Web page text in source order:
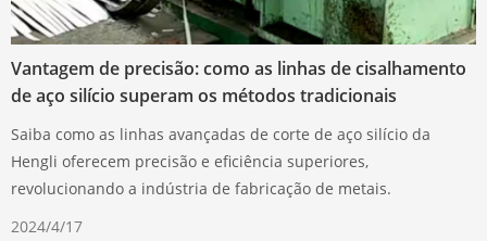
Vantagem de precisão: como as linhas de cisalhamento
de aço silício superam os métodos tradicionais
Saiba como as linhas avançadas de corte de aço silício da
Hengli oferecem precisão e eficiência superiores,
revolucionando a indústria de fabricação de metais.
2024/4/17